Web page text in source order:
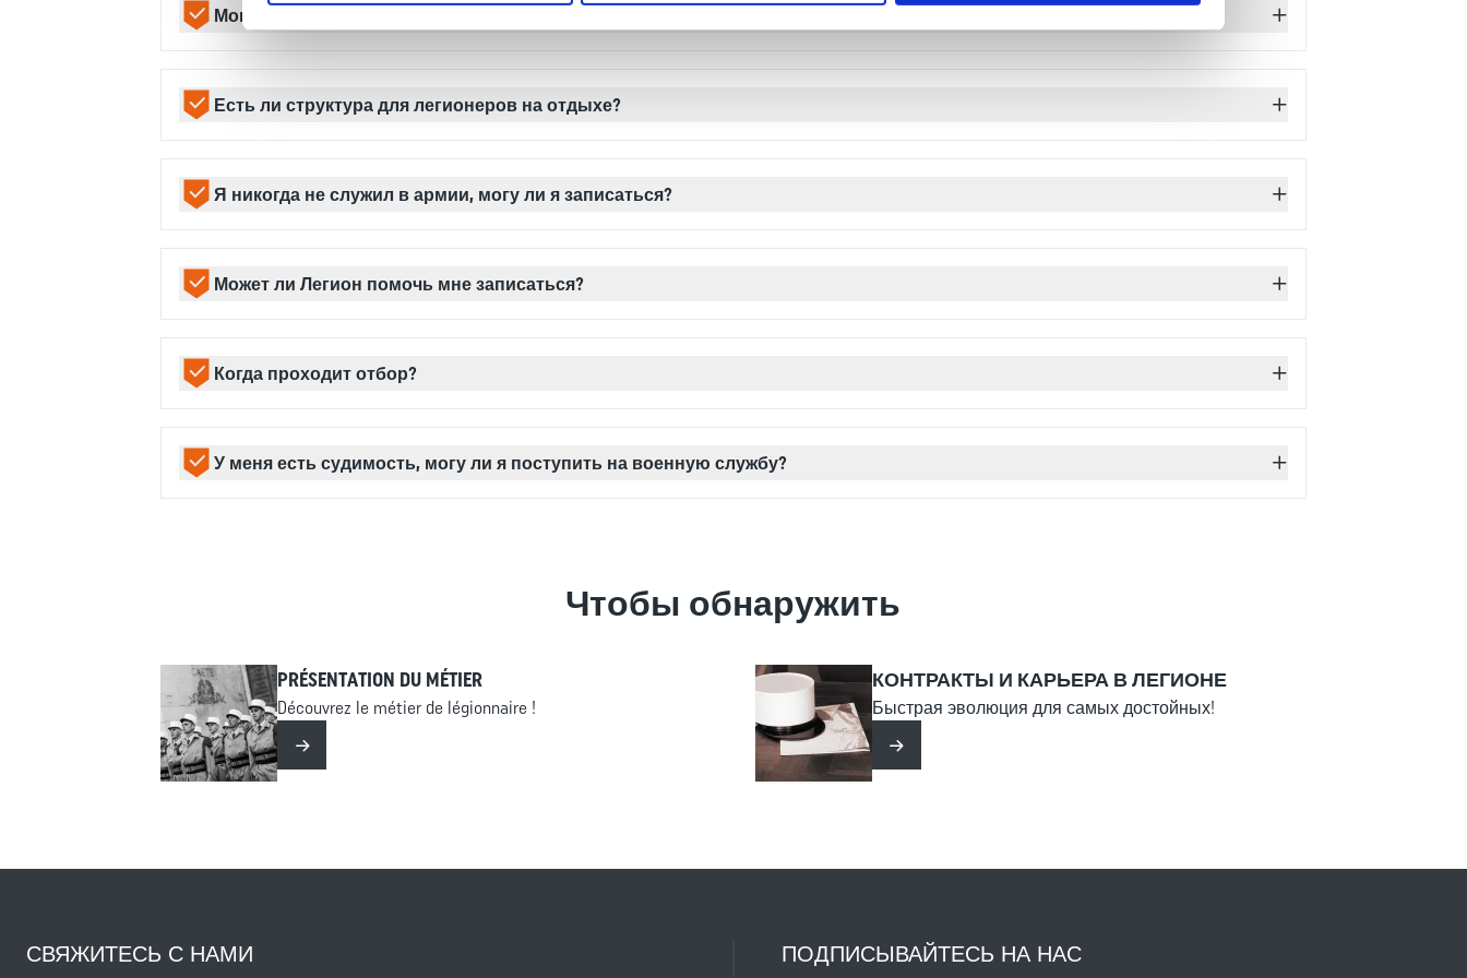
службы.Брак: легионеру будет разрешено вступить в брак только после выполнения следующих условий:
- служить под своим настоящим именем (таким образом, чтобы регулироваться военной обстановкой);
- Срок службы менее 5 лет: разрешение министра обороны "
Могу ли я поехать за границу во время отпуска?
третью страну, легионер должен иметь документ, удостоверяющий личность из своей страны происхождения, служить под своим
настоящим именем и, следовательно, был « упорядоченный военный статус »(см. ответ на вопрос № 2).
Есть ли структура для легионеров на отдыхе?
Я никогда не служил в армии, могу ли я записаться?
Может ли Легион помочь мне записаться?
легиона. Ответственность за эти процедуры несёт исключительно сам кандидат. Иностранный легион не предоставляет визы,
приглашения и авиабилеты. Мы не выдаём рекомендательных писем и не оказываем спонсорскую поддержку. При подаче заявления
Когда проходит отбор?
наши рекрутеры готовы ответить на все ваши вопросы.
У меня есть судимость, могу ли я поступить на военную службу?
наркотиками. Для мелких правонарушений крайне важно, чтобы вы уже отбыли наказание.
Чтобы обнаружить
PRÉSENTATION DU MÉTIER
Découvrez le métier de légionnaire !
Читать далее
КОНТРАКТЫ И КАРЬЕРА В ЛЕГИОНЕ
Быстрая эволюция для самых достойных!
Читать далее
СВЯЖИТЕСЬ С НАМИ ПОДПИСЫВАЙТЕСЬ НА НАС